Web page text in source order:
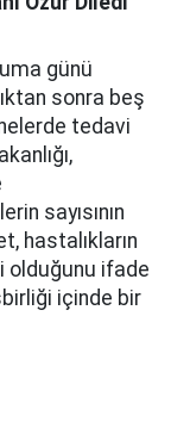
günü
sonra beş
tedavi
sayısının
hastalıkların
olduğunu ifade
içinde bir